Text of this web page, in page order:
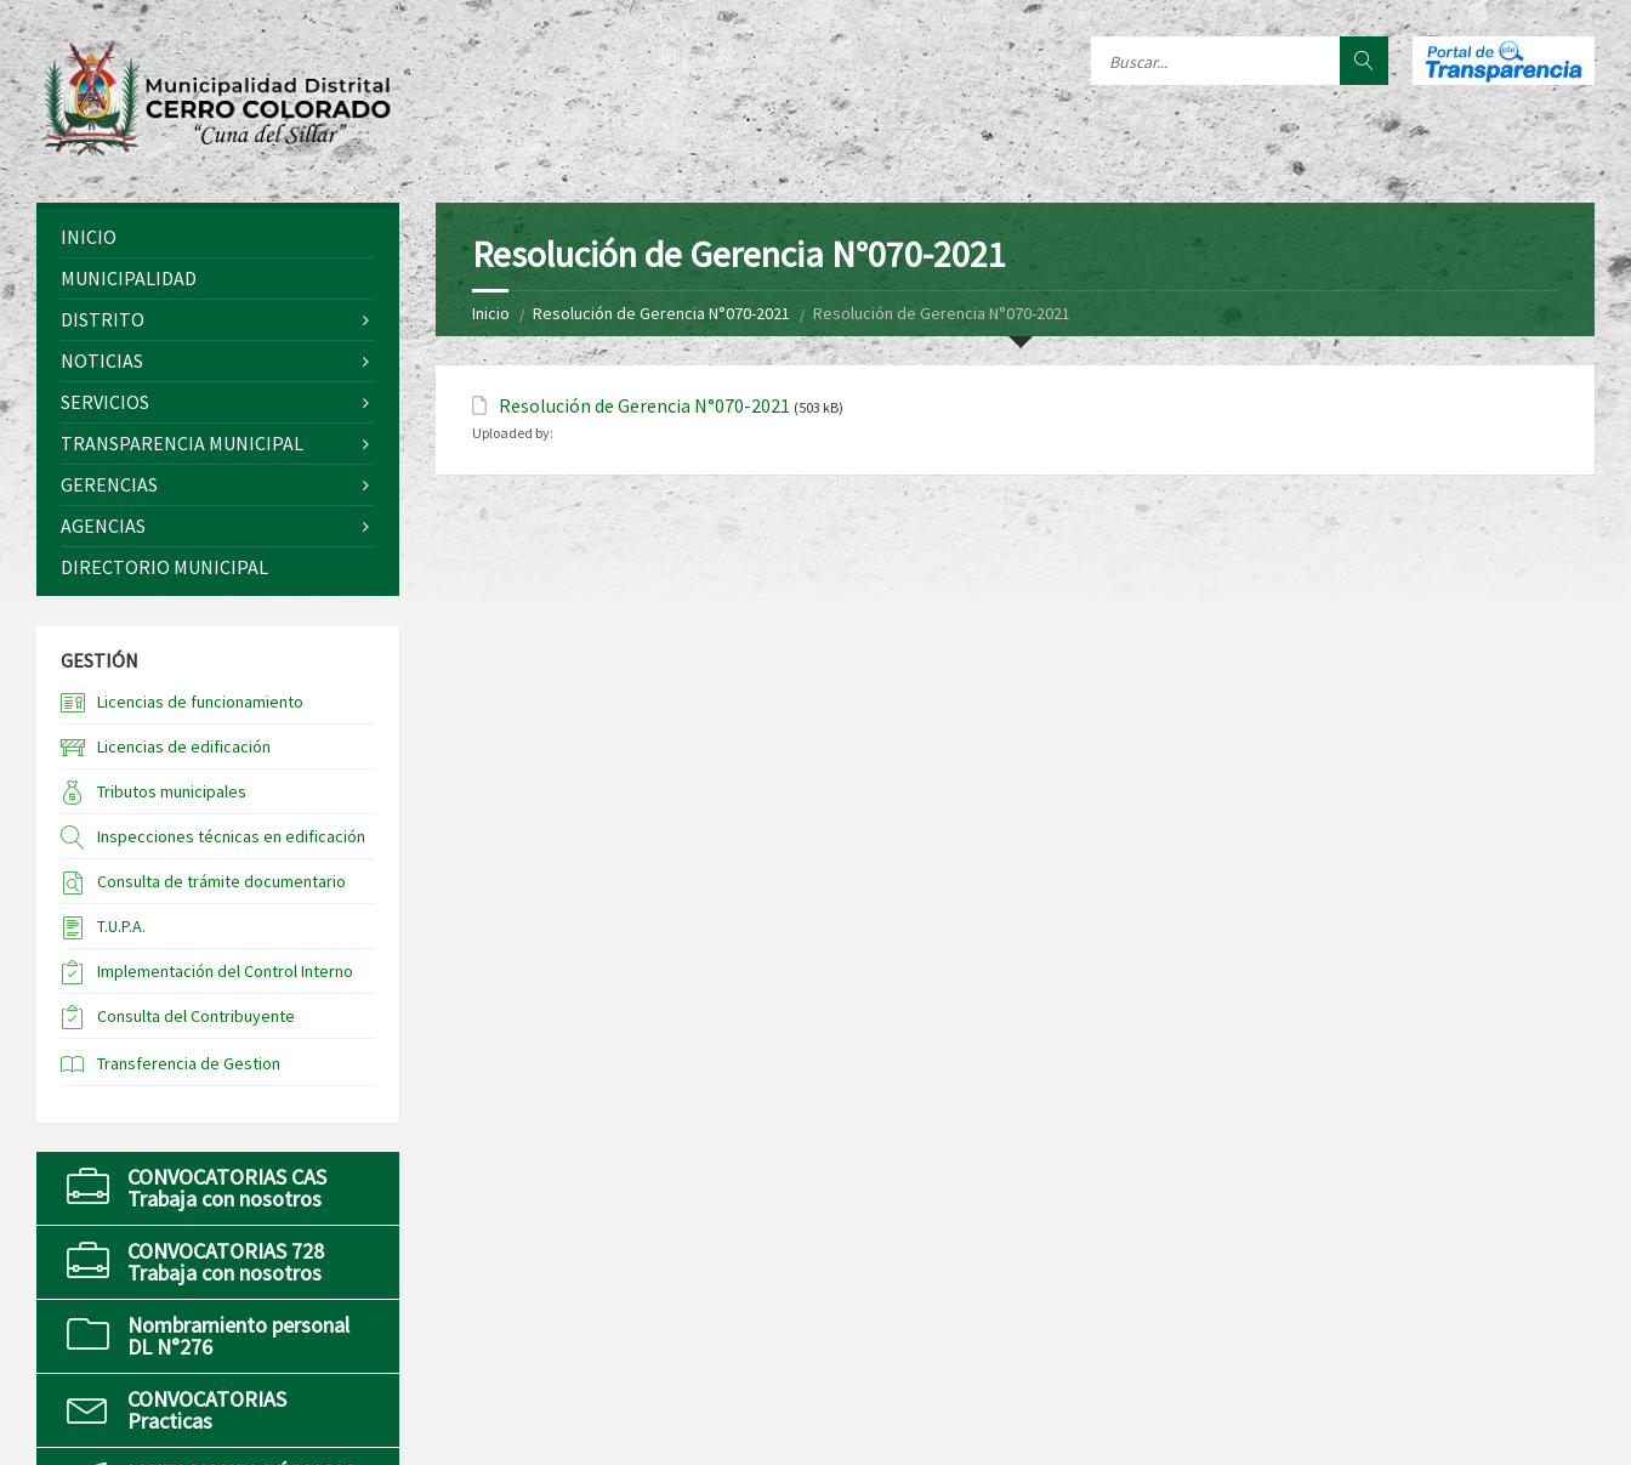
Resolución de Gerencia N°070-2021
Inicio Resolución de Gerencia N°070-2021 Resolución de Gerencia N°070-2021
Resolución de Gerencia N°070-2021 (503 kB)
Uploaded by:
INICIO
MUNICIPALIDAD
DISTRITO
NOTICIAS
SERVICIOS
TRANSPARENCIA MUNICIPAL
GERENCIAS
AGENCIAS
DIRECTORIO MUNICIPAL
GESTIÓN
Licencias de funcionamiento
Licencias de edificación
Tributos municipales
Inspecciones técnicas en edificación
Consulta de trámite documentario
T.U.P.A.
Implementación del Control Interno
Consulta del Contribuyente
Transferencia de Gestion
CONVOCATORIAS CAS
Trabaja con nosotros
CONVOCATORIAS 728
Trabaja con nosotros
Nombramiento personal
DL N°276
CONVOCATORIAS
Practicas